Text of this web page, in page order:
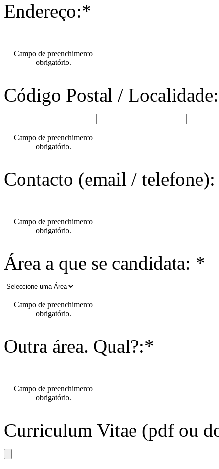
Endereço:*
Campo de preenchimento
obrigatório.
Código Postal /
Campo de preenchimento
obrigatório.
Contacto (email /
Campo de preenchimento
obrigatório.
Área a que se candidata: *
Campo de preenchimento
obrigatório.
Outra área. Qual?:*
Campo de preenchimento
obrigatório.
Curriculum Vitae (pdf ou